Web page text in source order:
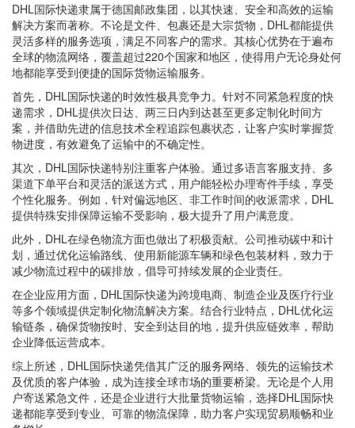
DHL国际快递隶属于德国邮政集团，以其快速、安全和高效的运输
解决方案而著称。不论是文件、包裹还是大宗货物，DHL都能提供
灵活多样的服务选项，满足不同客户的需求。其核心优势在于遍布
全球的物流网络，覆盖超过220个国家和地区，使得用户无论身处何
地都能享受到便捷的国际货物运输服务。
首先，DHL国际快递的时效性极具竞争力。针对不同紧急程度的快
递需求，DHL提供次日达、两三日内到达甚至更多定制化时间方
案，并借助先进的信息技术全程追踪包裹状态，让客户实时掌握货
物进度，有效避免了运输中的不确定性。
其次，DHL国际快递特别注重客户体验。通过多语言客服支持、多
渠道下单平台和灵活的派送方式，用户能轻松办理寄件手续，享受
个性化服务。例如，针对偏远地区、非工作时间的收派需求，DHL
提供特殊安排保障运输不受影响，极大提升了用户满意度。
此外，DHL在绿色物流方面也做出了积极贡献。公司推动碳中和计
划，通过优化运输路线、使用新能源车辆和绿色包装材料，致力于
减少物流过程中的碳排放，倡导可持续发展的企业责任。
在企业应用方面，DHL国际快递为跨境电商、制造企业及医疗行业
等多个领域提供定制化物流解决方案。结合行业特点，DHL优化运
输链条，确保货物按时、安全到达目的地，提升供应链效率，帮助
企业降低运营成本。
综上所述，DHL国际快递凭借其广泛的服务网络、领先的运输技术
及优质的客户体验，成为连接全球市场的重要桥梁。无论是个人用
户寄送紧急文件，还是企业进行大批量货物运输，选择DHL国际快
递都能享受到专业、可靠的物流保障，助力客户实现贸易顺畅和业